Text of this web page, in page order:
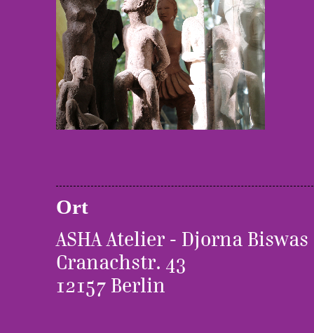
Ort
ASHA Atelier - Djorna Biswas
Cranachstr. 43
12157 Berlin